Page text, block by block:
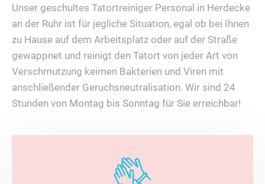
Unser geschultes Tatortreiniger Personal in Herdecke
an der Ruhr ist für jegliche Situation, egal ob bei Ihnen
zu Hause auf dem Arbeitsplatz oder auf der Straße
gewappnet und reinigt den Tatort von jeder Art von
Verschmutzung keimen Bakterien und Viren mit
anschließender Geruchsneutralisation. Wir sind 24
Stunden von Montag bis Sonntag für Sie erreichbar!